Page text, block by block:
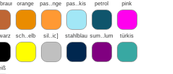
orange pas..nge pas..kis petrol pink
sch..elb sil..ic] stahlblau sum..lum türkis